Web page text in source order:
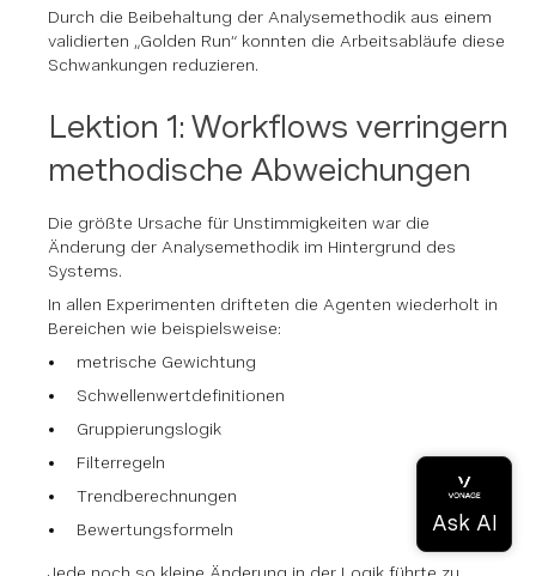
Durch die Beibehaltung der Analysemethodik aus einem
validierten „Golden Run“ konnten die Arbeitsabläufe diese
Schwankungen reduzieren.
Lektion 1: Workflows verringern
methodische Abweichungen
Die größte Ursache für Unstimmigkeiten war die
Änderung der Analysemethodik im Hintergrund des
Systems.
In allen Experimenten drifteten die Agenten wiederholt in
Bereichen wie beispielsweise:
metrische Gewichtung
Schwellenwertdefinitionen
Gruppierungslogik
Filterregeln
Trendberechnungen
Bewertungsformeln